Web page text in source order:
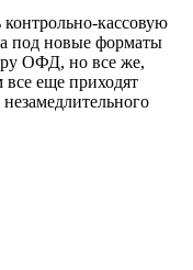
кассовую
под новые форматы
ОФД, но все же,
все еще приходят